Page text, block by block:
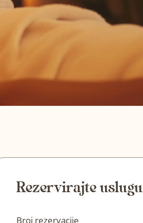
Rezervirajte uslugu